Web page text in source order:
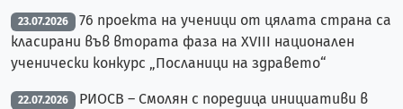
23.07.2026
76 проекта на ученици от цялата страна са
класирани във втората фаза на XVIII национален
ученически конкурс „Посланици на здравето“
22.07.2026
РИОСВ – Смолян с поредица инициативи в